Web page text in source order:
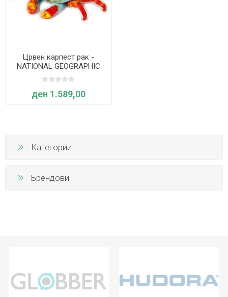
Црвен карпест рак -
NATIONAL GEOGRAPHIC
ден 1.589,00
Категории
Брендови